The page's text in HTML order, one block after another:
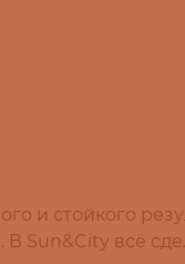
и стойкого
Sun&City всё